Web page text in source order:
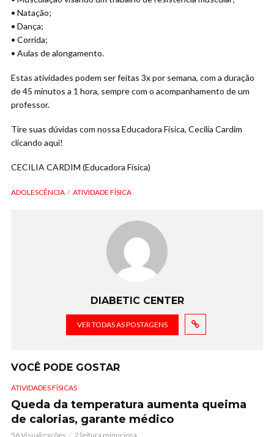
• Natação;
• Dança;
• Corrida;
• Aulas de alongamento.
Estas atividades podem ser feitas 3x por semana, com a duração
de 45 minutos a 1 hora, sempre com o acompanhamento de um
professor.
Tire suas dúvidas com nossa Educadora Física, Cecília Cardim
clicando aqui!
CECILIA CARDIM (Educadora Física)
ADOLESCÊNCIA ATIVIDADE FÍSICA
DIABETIC CENTER
VER TODAS AS POSTAGENS
VOCÊ PODE GOSTAR
ATIVIDADES FÍSICAS
Queda da temperatura aumenta queima
de calorias, garante médico
56 Visualizações 2 leitura minuciosa